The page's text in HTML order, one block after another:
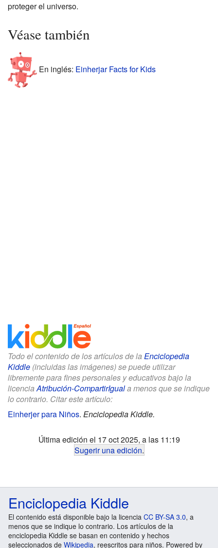
proteger el universo.
Véase también
En inglés: Einherjar Facts for Kids
Todo el contenido de los artículos de la Enciclopedia
Kiddle (incluidas las imágenes) se puede utilizar
libremente para fines personales y educativos bajo la
licenciaAtribución-CompartirIguala menos que se indique
lo contrario. Citar este artículo:
Einherjer para Niños. Enciclopedia Kiddle.
Última edición el 17 oct 2025, a las 11:19
Sugerir una edición.
Enciclopedia Kiddle
El contenido está disponible bajo la licencia CC BY-SA 3.0, a
menos que se indique lo contrario. Los artículos de la
enciclopedia Kiddle se basan en contenido y hechos
seleccionados de Wikipedia, reescritos para niños. Powered by